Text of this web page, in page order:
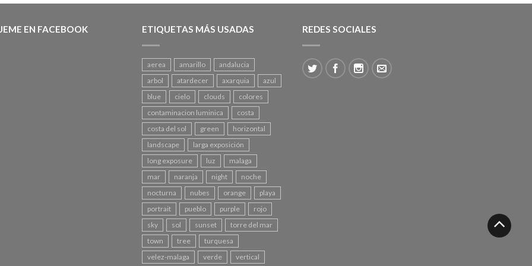
EN FACEBOOK ETIQUETAS MÁS USADAS
aerea amarillo
andalucia
arbol
atardecer axarquia
azul
blue
cielo clouds
colores
contaminacion luminica
costa
costa del sol
green
horizontal
landscape
larga exposición
long exposure
luz
malaga
mar
naranja night
noche
nocturna
nubes orange
playa
portrait
pueblo purple
rojo
sky
sol sunset
torre del mar
town
tree
turquesa
velez-malaga
verde vertical
REDES SOCIALES